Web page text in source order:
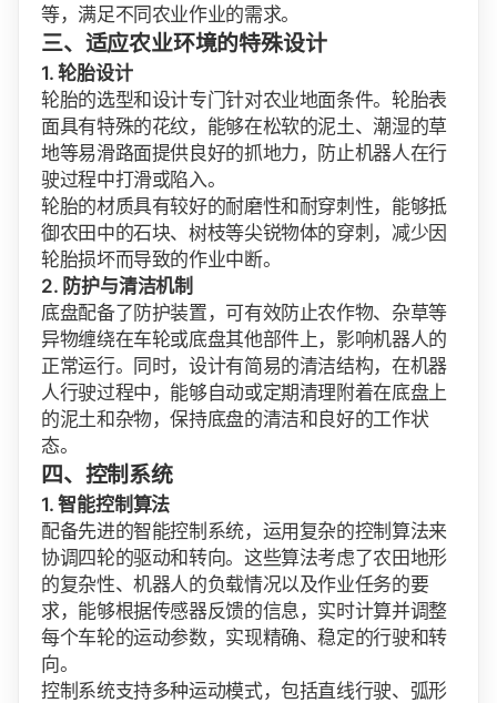
等，满足不同农业作业的需求。
三、适应农业环境的特殊设计
1. 轮胎设计
轮胎的选型和设计专门针对农业地面条件。轮胎表
面具有特殊的花纹，能够在松软的泥土、潮湿的草
地等易滑路面提供良好的抓地力，防止机器人在行
驶过程中打滑或陷入。
轮胎的材质具有较好的耐磨性和耐穿刺性，能够抵
御农田中的石块、树枝等尖锐物体的穿刺，减少因
轮胎损坏而导致的作业中断。
2. 防护与清洁机制
底盘配备了防护装置，可有效防止农作物、杂草等
异物缠绕在车轮或底盘其他部件上，影响机器人的
正常运行。同时，设计有简易的清洁结构，在机器
人行驶过程中，能够自动或定期清理附着在底盘上
的泥土和杂物，保持底盘的清洁和良好的工作状
态。
四、控制系统
1. 智能控制算法
配备先进的智能控制系统，运用复杂的控制算法来
协调四轮的驱动和转向。这些算法考虑了农田地形
的复杂性、机器人的负载情况以及作业任务的要
求，能够根据传感器反馈的信息，实时计算并调整
每个车轮的运动参数，实现精确、稳定的行驶和转
向。
控制系统支持多种运动模式，包括直线行驶、弧形